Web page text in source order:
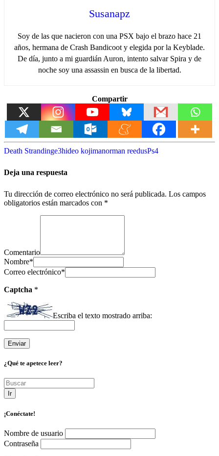
Susanapz
Soy de las que nacieron con una PSX bajo el brazo hace 21
años, hermana de Crash Bandicoot y elegida por la Keyblade.
De día, junto a mi guardián Auron, intento salvar Spira y de
noche soy una assassin en busca de la libertad.
Compartir
Death Strandinge3hideo kojimanorman reedusPs4
Deja una respuesta
Tu dirección de correo electrónico no será publicada. Los campos
obligatorios están marcados con *
Comentario
Nombre*
Correo electrónico*
Captcha *
Escriba el texto mostrado arriba:
¿Qué te apetece leer?
Ir
¡Conéctate!
Nombre de usuario
Contraseña